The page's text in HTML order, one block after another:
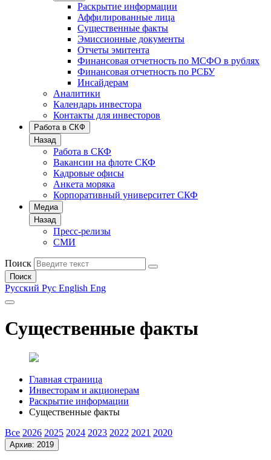
Раскрытие информации
Аффилированные лица
Существенные факты
Эмиссионные документы
Отчеты эмитента
Финансовая отчетность по МСФО в рублях
Финансовая отчетность по РСБУ
Инсайдерам
Аналитики
Календарь инвестора
Контакты для инвесторов
Работа в СКФ
Назад
Работа в СКФ
Вакансии на флоте СКФ
Кадровые офисы
Анкета моряка
Корпоративный университет СКФ
Медиа
Назад
Пресс-релизы
СМИ
Поиск
Поиск
Русский Рус English Eng
Существенные факты
Главная страница
Инвесторам и акционерам
Раскрытие информации
Существенные факты
Все 2026 2025 2024 2023 2022 2021 2020
Архив: 2019